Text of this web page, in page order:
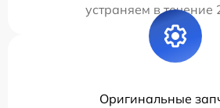
устраняем в течение
Оригинальные